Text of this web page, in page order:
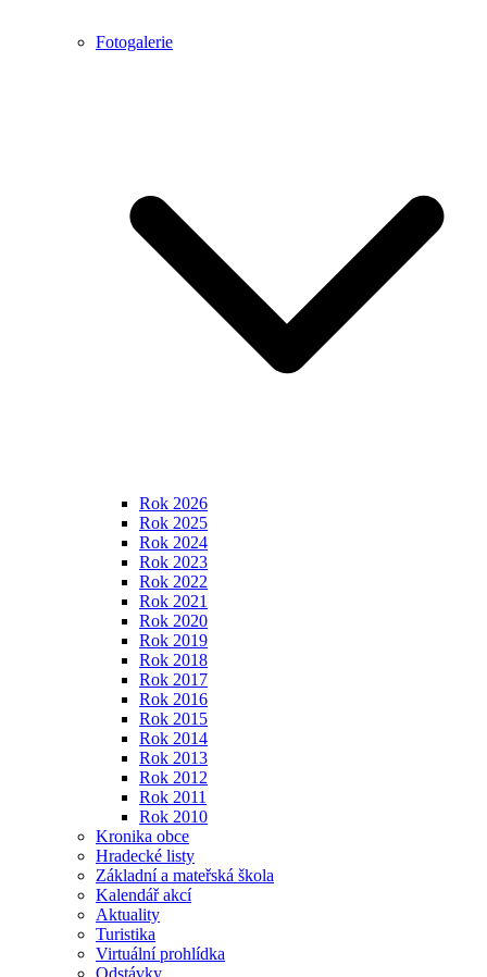
Fotogalerie
Rok 2026
Rok 2025
Rok 2024
Rok 2023
Rok 2022
Rok 2021
Rok 2020
Rok 2019
Rok 2018
Rok 2017
Rok 2016
Rok 2015
Rok 2014
Rok 2013
Rok 2012
Rok 2011
Rok 2010
Kronika obce
Hradecké listy
Základní a mateřská škola
Kalendář akcí
Aktuality
Turistika
Virtuální prohlídka